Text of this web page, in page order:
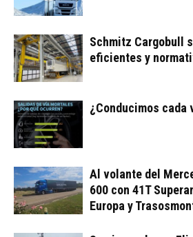
Schmitz Cargobull
eficientes y
¿Conducimos cada
Al volante del
600 con 41T
Europa y